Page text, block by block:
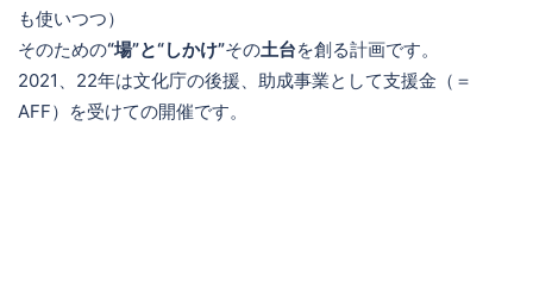
も使いつつ）
そのための“場”と“しかけ”その土台を創る計画です。
2021、22年は文化庁の後援、助成事業として支援金（＝
AFF）を受けての開催です。